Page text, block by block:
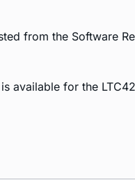
from the Software
available for the